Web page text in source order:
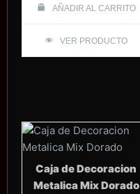
AÑADIR AL CARRITO
VER PRODUCTO
Caja de Decoracion
Metalica Mix Dorado